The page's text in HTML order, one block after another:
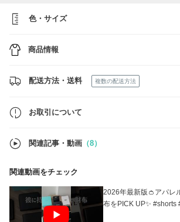
色・サイズ
商品情報
配送方法・送料 複数の配送方法
お取引について
関連記事・動画 （8）
関連動画をチェック
2026年最新版👛アパレ
布をPICK UP✨ #shorts